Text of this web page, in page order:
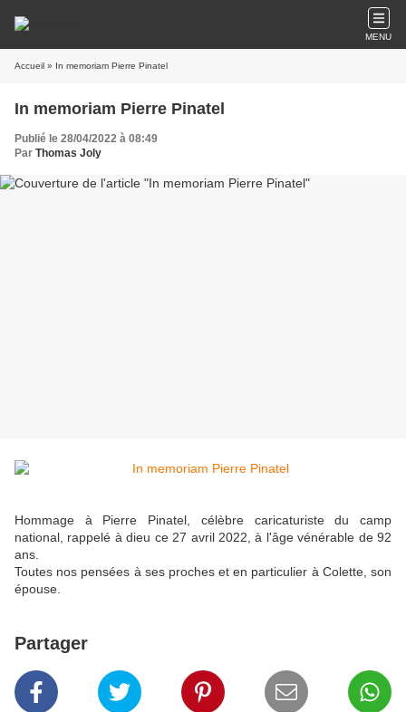
MENU
Accueil » In memoriam Pierre Pinatel
In memoriam Pierre Pinatel
Publié le 28/04/2022 à 08:49
Par Thomas Joly
Hommage à Pierre Pinatel, célèbre caricaturiste du camp
national, rappelé à dieu ce 27 avril 2022, à l'âge vénérable de 92
ans.
Toutes nos pensées à ses proches et en particulier à Colette, son
épouse.
Partager